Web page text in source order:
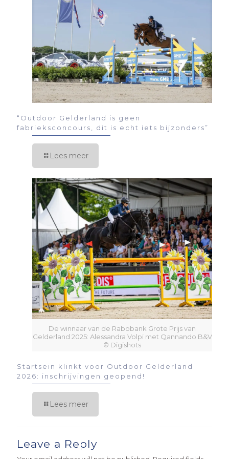
“Outdoor Gelderland is geen
fabrieksconcours, dit is echt iets bijzonders”
Lees meer
De winnaar van de Rabobank Grote Prijs van
Gelderland 2025: Alessandra Volpi met Qannando B&V
© Digishots
Startsein klinkt voor Outdoor Gelderland
2026: inschrijvingen geopend!
Lees meer
Leave a Reply